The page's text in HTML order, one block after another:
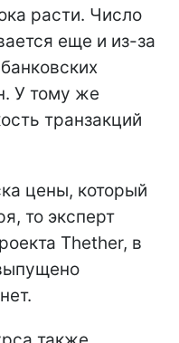
расти. Число
еще и из-за
У тому же
транзакций
цены, который
то эксперт
Thether, в